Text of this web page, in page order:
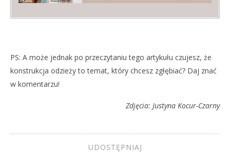
PS: A może jednak po przeczytaniu tego artykułu czujesz, że
konstrukcja odzieży to temat, który chcesz zgłębiać? Daj znać
w komentarzu!
Zdjęcia: Justyna Kocur-Czarny
UDOSTĘPNIAJ